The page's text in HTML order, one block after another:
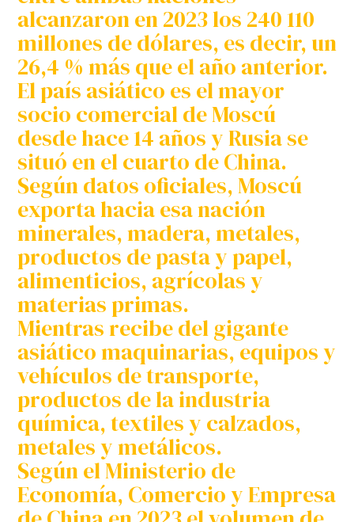
alcanzaron en 2023 los 240 110
millones de dólares, es decir, un
26,4 % más que el año anterior.
El país asiático es el mayor
socio comercial de Moscú
desde hace 14 años y Rusia se
situó en el cuarto de China.
Según datos oficiales, Moscú
exporta hacia esa nación
minerales, madera, metales,
productos de pasta y papel,
alimenticios, agrícolas y
materias primas.
Mientras recibe del gigante
asiático maquinarias, equipos y
vehículos de transporte,
productos de la industria
química, textiles y calzados,
metales y metálicos.
Según el Ministerio de
Economía, Comercio y Empresa